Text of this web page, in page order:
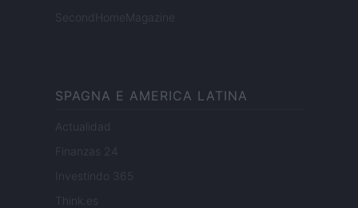
SecondHomeMagazine
SPAGNA E AMERICA LATINA
Actualidad
Finanzas 24
Investindo 365
Think.es